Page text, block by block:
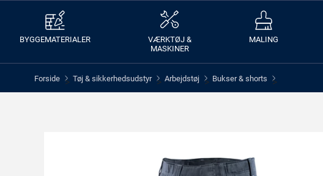
BYGGEMATERIALER
VÆRKTØJ &
MASKINER
MALING
Forside > Tøj & sikkerhedsudstyr > Arbejdstøj > Bukser & shorts >